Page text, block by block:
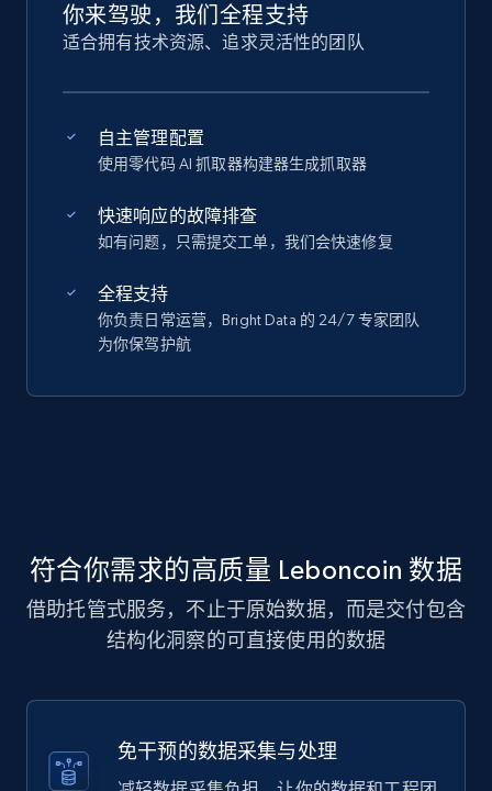
你来驾驶，我们全程支持
适合拥有技术资源、追求灵活性的团队
自主管理配置
使用零代码 AI 抓取器构建器生成抓取器
快速响应的故障排查
如有问题，只需提交工单，我们会快速修复
全程支持
你负责日常运营，Bright Data 的 24/7 专家团队
为你保驾护航
符合你需求的高质量 Leboncoin 数据
借助托管式服务，不止于原始数据，而是交付包含
结构化洞察的可直接使用的数据
免干预的数据采集与处理